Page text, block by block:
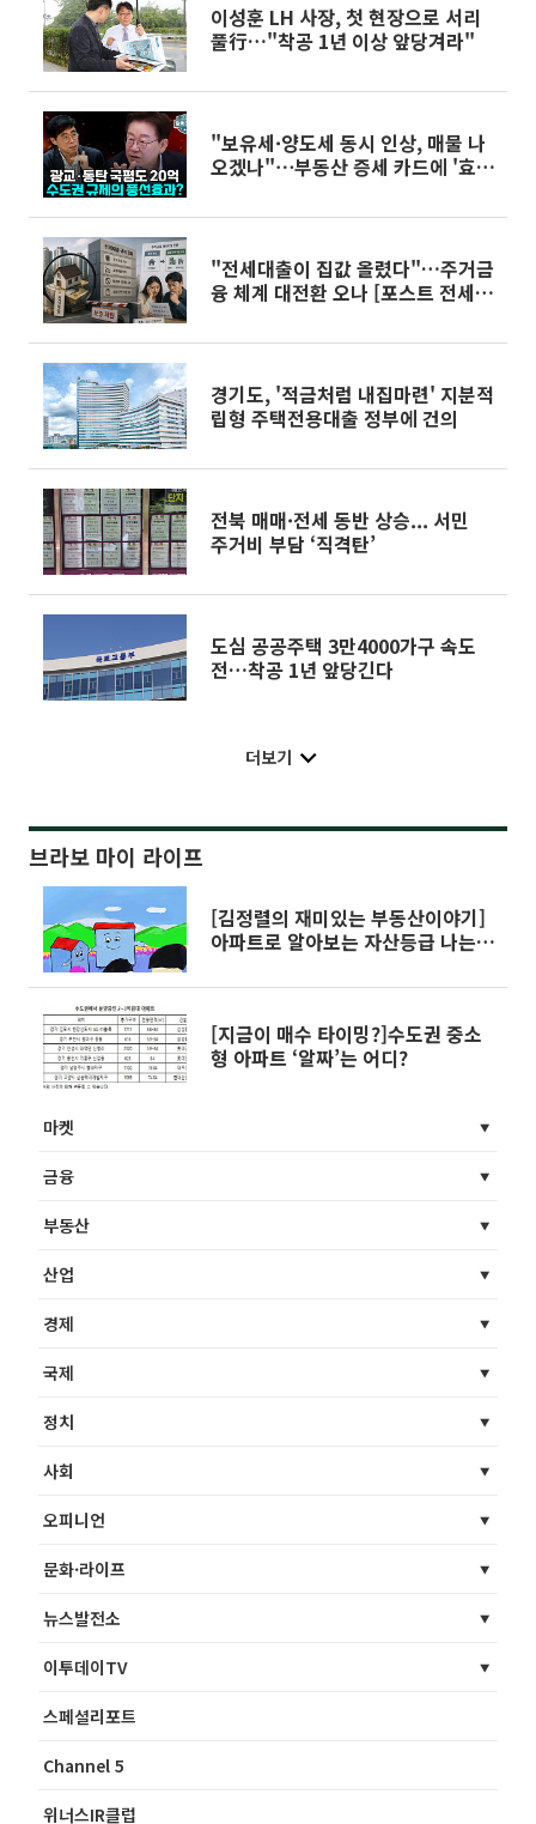
이성훈 LH 사장, 첫 현장으로 서리
풀行…"착공 1년 이상 앞당겨라"
"보유세·양도세 동시 인상, 매물 나
오겠나"⋯부동산 증세 카드에 '효과
"전세대출이 집값 올렸다"…주거금
융 체계 대전환 오나 [포스트 전세시
경기도, '적금처럼 내집마련' 지분적
립형 주택전용대출 정부에 건의
전북 매매·전세 동반 상승... 서민
주거비 부담 ‘직격탄’
도심 공공주택 3만4000가구 속도
전…착공 1년 앞당긴다
더보기
브라보 마이 라이프
[김정렬의 재미있는 부동산이야기]
아파트로 알아보는 자산등급 나는
[지금이 매수 타이밍?]수도권 중소
형 아파트 ‘알짜’는 어디?
마켓
금융
부동산
산업
경제
국제
정치
사회
오피니언
문화·라이프
뉴스발전소
이투데이TV
스페셜리포트
Channel 5
위너스IR클럽